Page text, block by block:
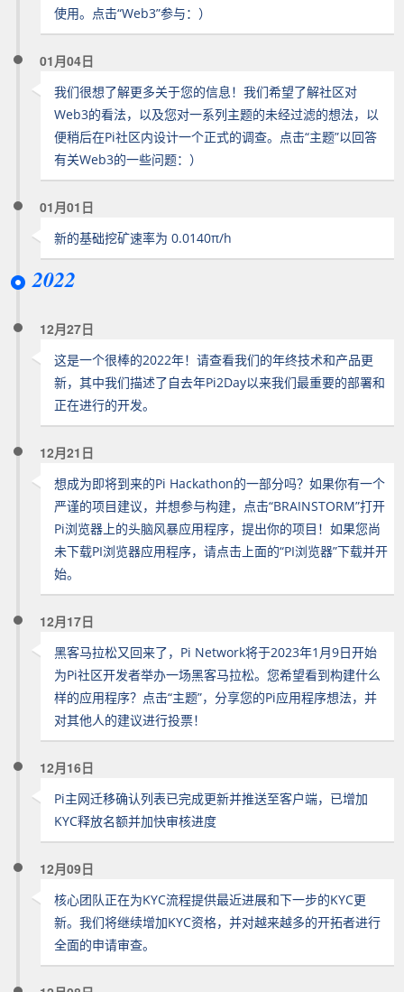
使用。点击“Web3”参与：）
01月04日
我们很想了解更多关于您的信息！我们希望了解社区对
Web3的看法，以及您对一系列主题的未经过滤的想法，以
便稍后在Pi社区内设计一个正式的调查。点击“主题”以回答
有关Web3的一些问题：）
01月01日
新的基础挖矿速率为 0.0140π/h
2022
12月27日
这是一个很棒的2022年！请查看我们的年终技术和产品更
新，其中我们描述了自去年Pi2Day以来我们最重要的部署和
正在进行的开发。
12月21日
想成为即将到来的Pi Hackathon的一部分吗？如果你有一个
严谨的项目建议，并想参与构建，点击“BRAINSTORM”打开
Pi浏览器上的头脑风暴应用程序，提出你的项目！如果您尚
未下载PI浏览器应用程序，请点击上面的“PI浏览器”下载并开
始。
12月17日
黑客马拉松又回来了，Pi Network将于2023年1月9日开始
为Pi社区开发者举办一场黑客马拉松。您希望看到构建什么
样的应用程序？点击“主题”，分享您的Pi应用程序想法，并
对其他人的建议进行投票！
12月16日
Pi主网迁移确认列表已完成更新并推送至客户端，已增加
KYC释放名额并加快审核进度
12月09日
核心团队正在为KYC流程提供最近进展和下一步的KYC更
新。我们将继续增加KYC资格，并对越来越多的开拓者进行
全面的申请审查。